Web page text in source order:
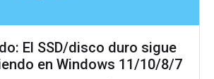
El SSD/disco duro sigue
en Windows 11/10/8/7